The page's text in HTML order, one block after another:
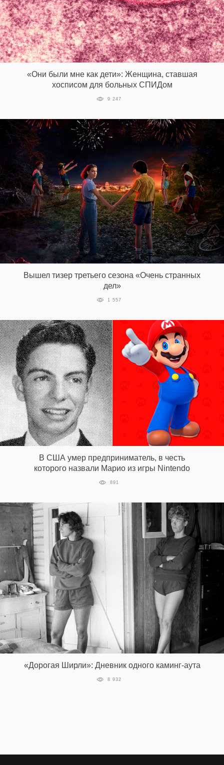
«Они были мне как дети»: Женщина, ставшая
хосписом для больных СПИДом
9 247
Вышел тизер третьего сезона «Очень странных
дел»
1 557
В США умер предприниматель, в честь
которого назвали Марио из игры Nintendo
891
«Дорогая Ширли»: Дневник одного каминг-аута
8 932